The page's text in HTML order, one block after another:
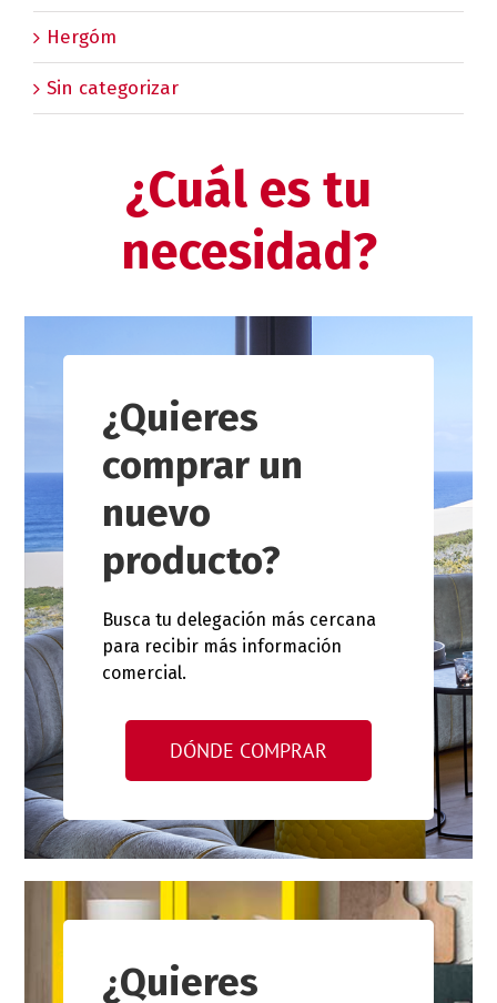
Hergóm
Sin categorizar
¿Cuál es tu
necesidad?
¿Quieres
comprar un
nuevo
producto?
Busca tu delegación más cercana
para recibir más información
comercial.
DÓNDE COMPRAR
¿Quieres